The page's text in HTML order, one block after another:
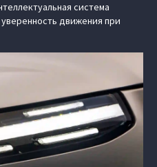
система
движения при